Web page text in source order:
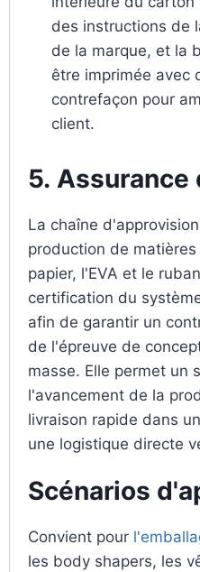
des instructions de
de la marque, et la
être imprimée avec
contrefaçon pour
client.
5. Assurance
La chaîne
production de
papier, l'EVA et le
certification du
afin de garantir un
de l'épreuve de
masse. Elle permet un
l'avancement de la
livraison rapide dans
une logistique directe
Scénarios
Convient pour
les body shapers, les